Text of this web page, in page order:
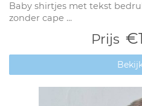
Baby shirtjes met tekst
zonder cape ...
Prijs